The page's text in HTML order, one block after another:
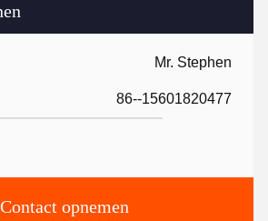
Mr. Stephen
86--15601820477
Contact opnemen